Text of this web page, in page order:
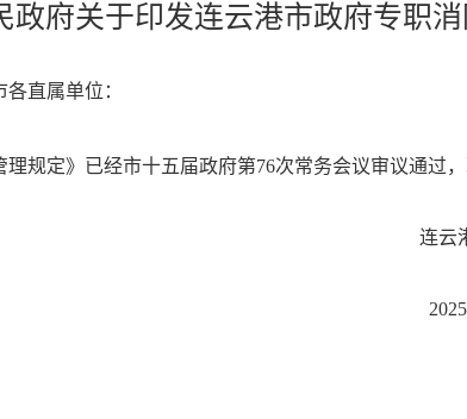
政府关于印发连云港市政府专职
直属单位：
理规定》已经市十五届政府第76次常务会议审议通过
连云港市人民
2025年12月